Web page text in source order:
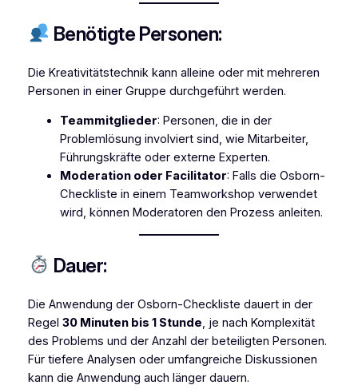
Benötigte Personen:
Die Kreativitätstechnik kann alleine oder mit mehreren
Personen in einer Gruppe durchgeführt werden.
Teammitglieder: Personen, die in der
Problemlösung involviert sind, wie Mitarbeiter,
Führungskräfte oder externe Experten.
Moderation oder Facilitator: Falls die Osborn-
Checkliste in einem Teamworkshop verwendet
wird, können Moderatoren den Prozess anleiten.
Dauer:
Die Anwendung der Osborn-Checkliste dauert in der
Regel 30 Minuten bis 1 Stunde, je nach Komplexität
des Problems und der Anzahl der beteiligten Personen.
Für tiefere Analysen oder umfangreiche Diskussionen
kann die Anwendung auch länger dauern.